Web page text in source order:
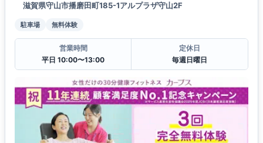
滋賀県守山市播磨田町185-1アルプラザ守山2F
駐車場 無料体験
営業時間
平日 10:00〜13:00
定休日
毎週日曜日